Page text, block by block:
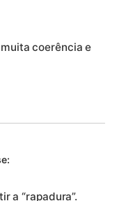
coerência e
a “rapadura”.